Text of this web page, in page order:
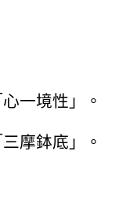
一境性」。
摩鉢底」。